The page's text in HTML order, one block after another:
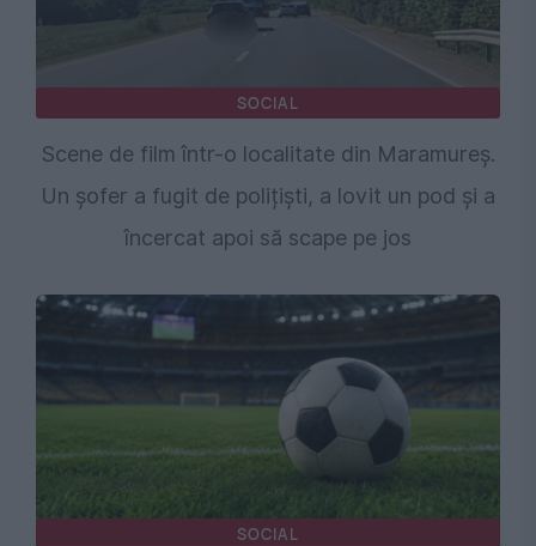
SOCIAL
Scene de film într-o localitate din Maramureș.
Un șofer a fugit de polițiști, a lovit un pod și a
încercat apoi să scape pe jos
SOCIAL